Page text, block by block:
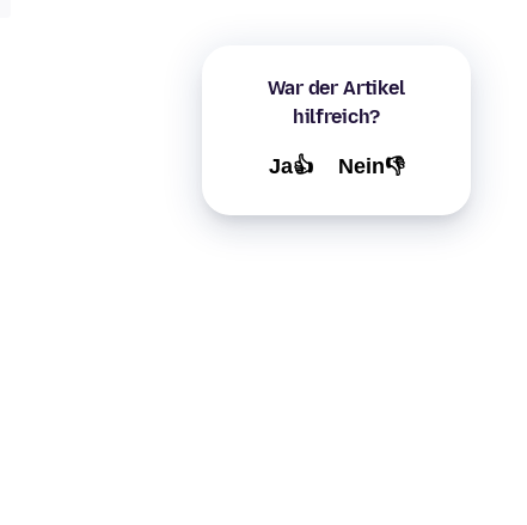
War der Artikel
hilfreich?
Ja👍 Nein👎